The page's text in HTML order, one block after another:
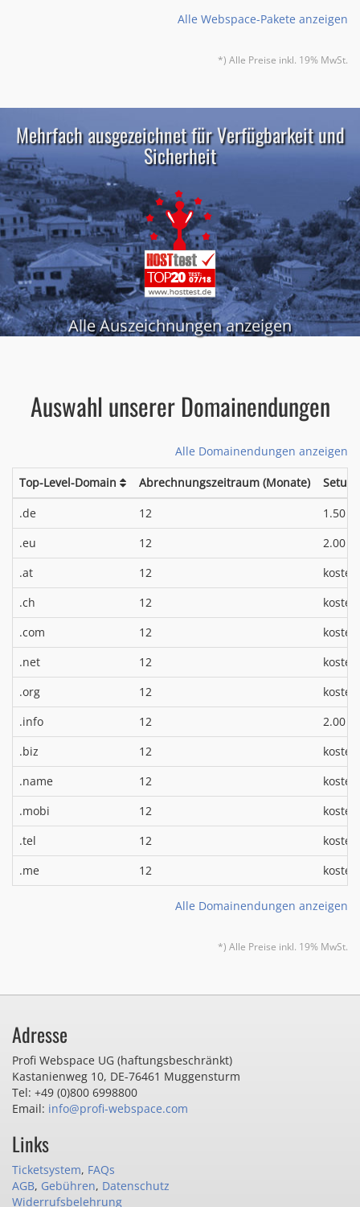
Alle Webspace-Pakete anzeigen
*) Alle Preise inkl. 19% MwSt.
Mehrfach ausgezeichnet für Verfügbarkeit und
Sicherheit
Alle Auszeichnungen anzeigen
Auswahl unserer Domainendungen
Alle Domainendungen anzeigen
Top-Level-Domain Abrechnungszeitraum (Monate)
.de
12 1.50 €
.eu 12 2.00 €
.at 12
.ch
12
.com
12
.net
12
.org
12
.info
12 2.00 €
.biz 12
.name
12
.mobi
12
.tel
12
.me
12
Alle Domainendungen anzeigen
*) Alle Preise inkl. 19% MwSt.
Adresse
Profi Webspace UG (haftungsbeschränkt)
Kastanienweg 10, DE-76461 Muggensturm
Tel: +49 (0)800 6998800
Email: info@profi-webspace.com
Links
Ticketsystem, FAQs
AGB, Gebühren, Datenschutz
Widerrufsbelehrung